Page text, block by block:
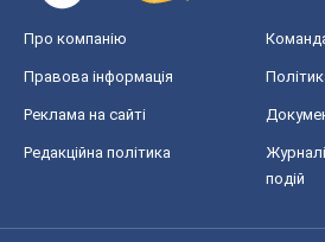
Про компанію
Правова інформація
Реклама на сайті
Редакційна політика
подій